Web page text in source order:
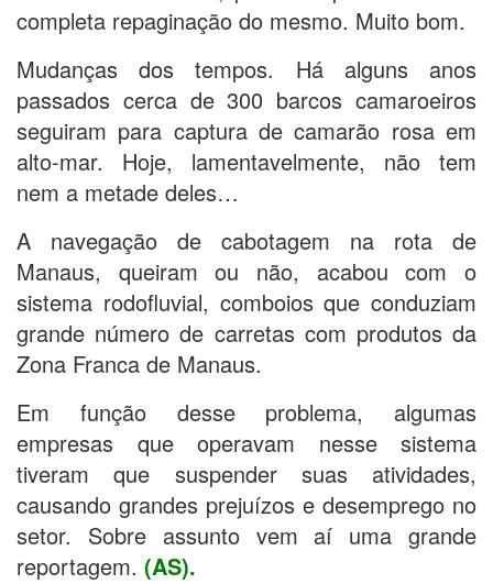
completa repaginação do mesmo. Muito bom.
Mudanças dos tempos. Há alguns anos
passados cerca de 300 barcos camaroeiros
seguiram para captura de camarão rosa em
alto-mar. Hoje, lamentavelmente, não tem
nem a metade deles…
A navegação de cabotagem na rota de
Manaus, queiram ou não, acabou com o
sistema rodofluvial, comboios que conduziam
grande número de carretas com produtos da
Zona Franca de Manaus.
Em função desse problema, algumas
empresas que operavam nesse sistema
tiveram que suspender suas atividades,
causando grandes prejuízos e desemprego no
setor. Sobre assunto vem aí uma grande
reportagem. (AS).